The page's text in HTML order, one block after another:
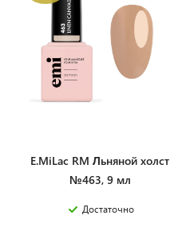
E.MiLac RM Льняной холст
№463, 9 мл
Достаточно